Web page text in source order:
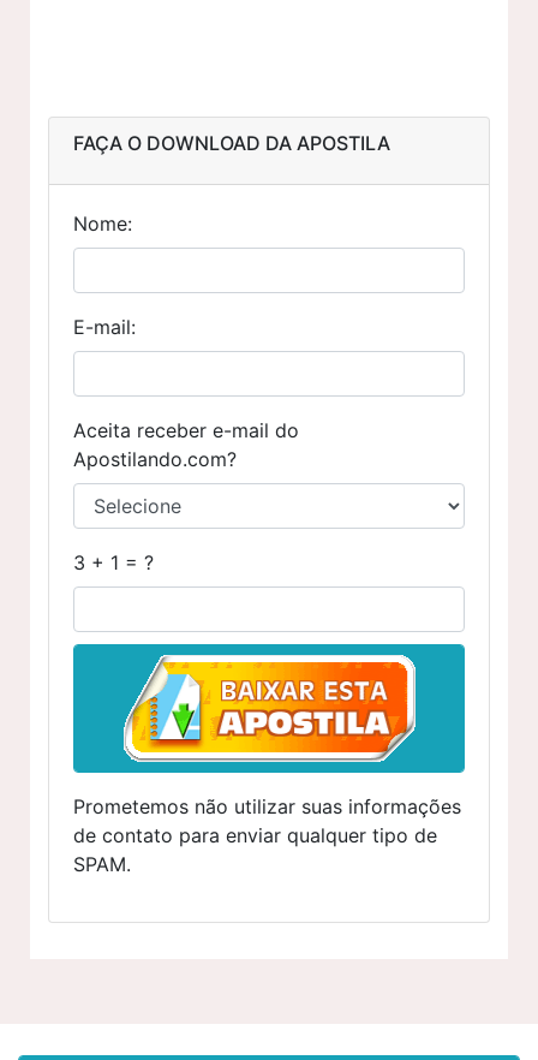
FAÇA O DOWNLOAD DA APOSTILA
Nome:
E-mail:
Aceita receber e-mail do
Apostilando.com?
3 + 1 = ?
Prometemos não utilizar suas informações
de contato para enviar qualquer tipo de
SPAM.